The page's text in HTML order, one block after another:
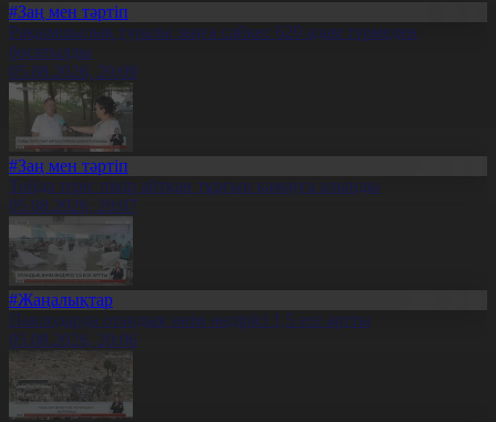
#Заң мен тәртіп
Рақымшылық туралы заңға сәйкес 620 адам түрмеден
босатылды
05.08.2026, 20:09
#Заң мен тәртіп
Тойда теріс пікір айтқан тұрғын қамауға алынды
05.08.2026, 20:07
#Жаңалықтар
Павлодарда отандық өнім өндірісі 1,5 есе артты
05.08.2026, 20:06